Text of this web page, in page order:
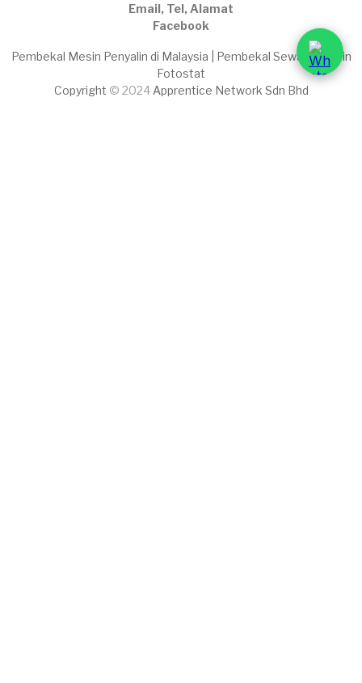
Email, Tel, Alamat
Facebook
Pembekal Mesin Penyalin di Malaysia | Pembekal Sewaan Mesin
Fotostat
Copyright © 2024 Apprentice Network Sdn Bhd